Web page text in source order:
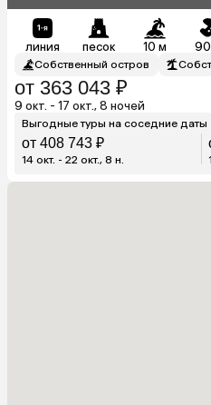
линия песок 10 м 90
Собственный остров
от 363 043 ₽
9 окт. - 17 окт., 8 ночей
Выгодные туры на соседние даты
от 408 743 ₽
14 окт. - 22 окт., 8 н.